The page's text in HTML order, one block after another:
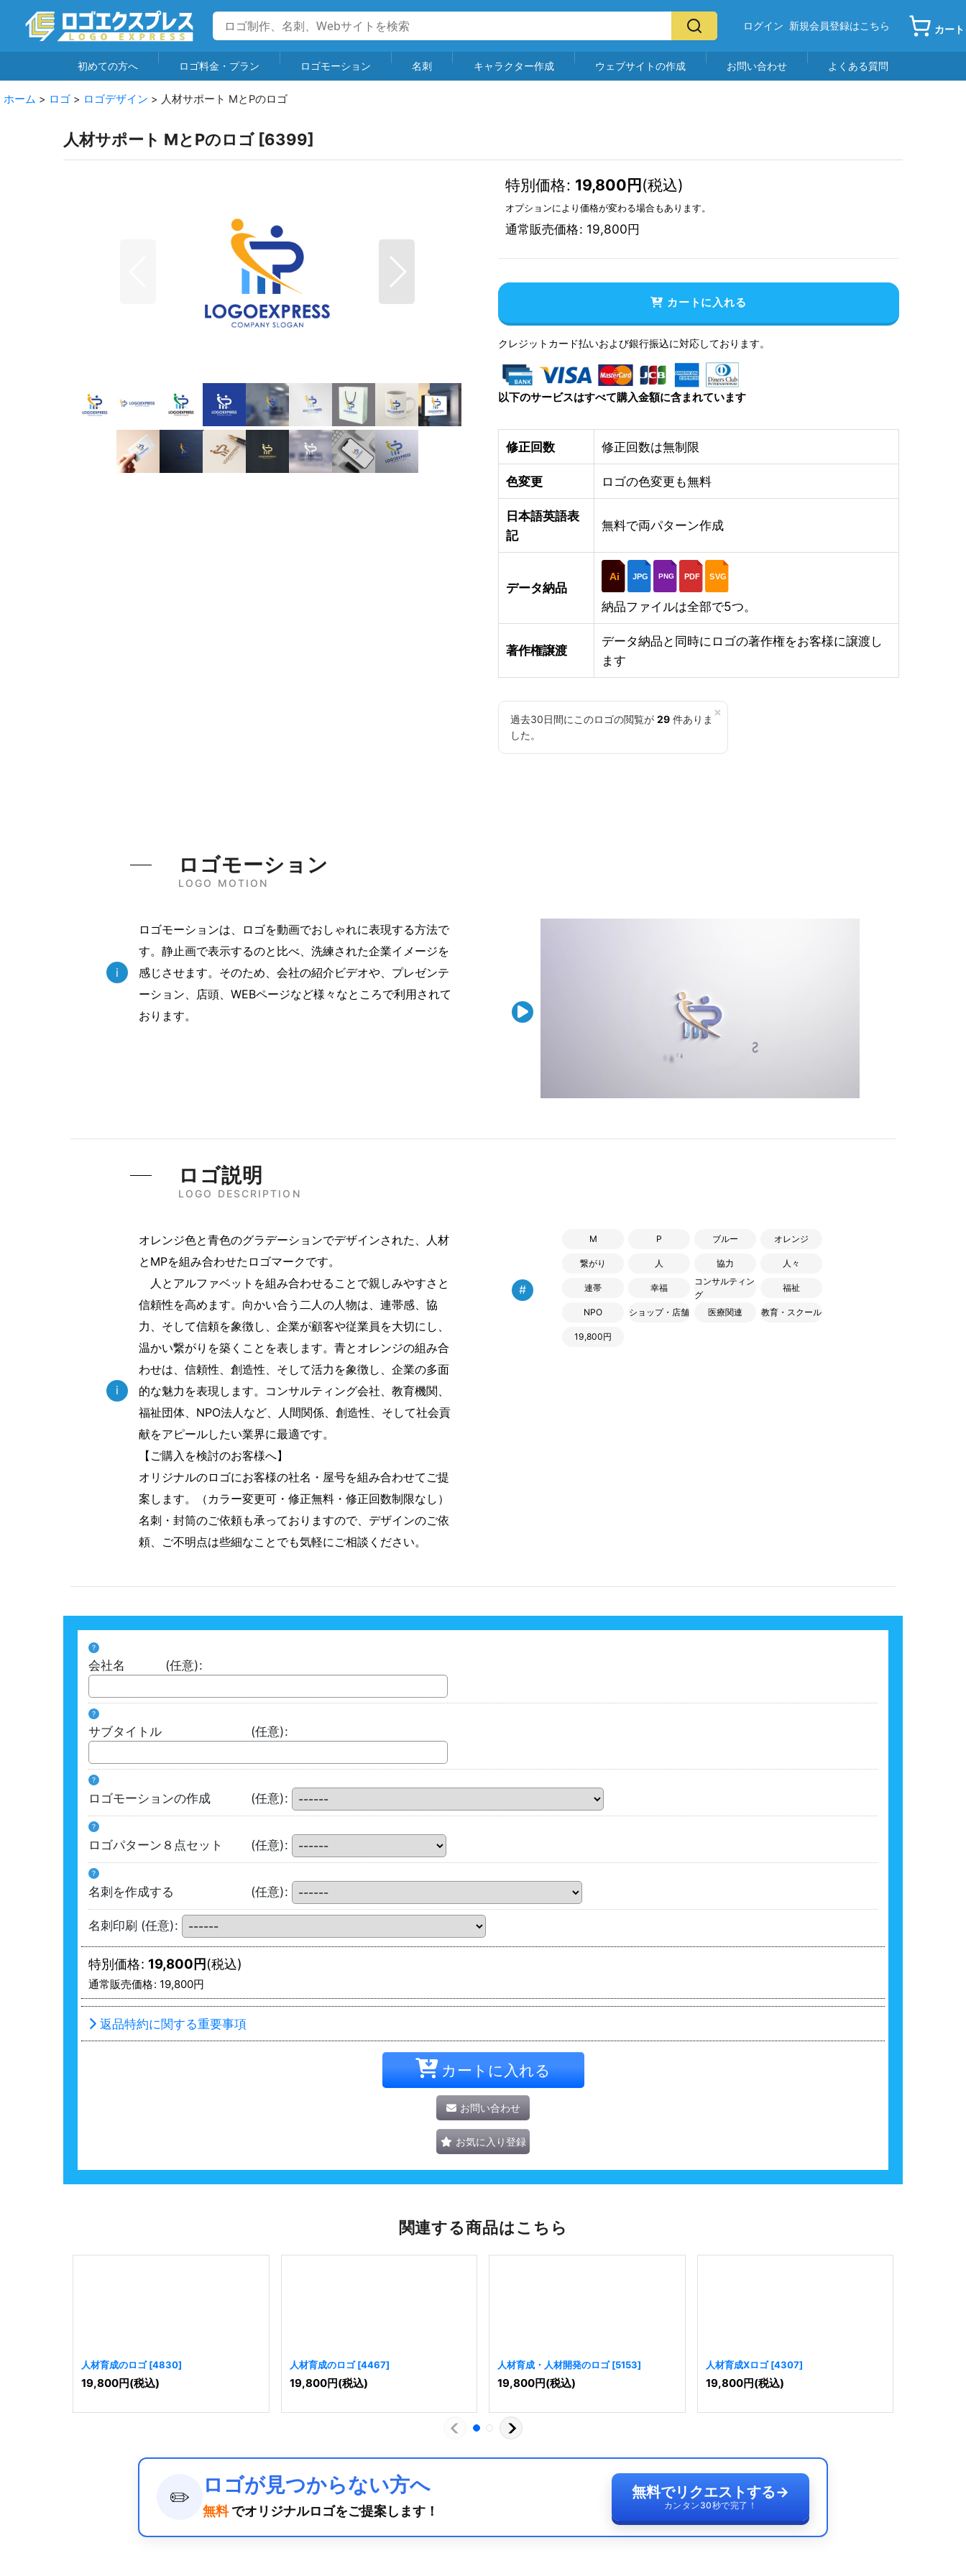
ログイン 新規会員登録はこちら カート
初めての方へ ロゴ料金・プラン ロゴモーション 名刺 キャラクター作成 ウェブサイトの作成 お問い合わせ よくある質問
ホーム > ロゴ > ロゴデザイン > 人材サポート MとPのロゴ
人材サポート MとPのロゴ [6399]
特別価格: 19,800円(税込)
オプションにより価格が変わる場合もあります。
通常販売価格: 19,800円
カートに入れる
クレジットカード払いおよび銀行振込に対応しております。
以下のサービスはすべて購入金額に含まれています
修正回数 修正回数は無制限
色変更 ロゴの色変更も無料
日本語英語表
記
無料で両パターン作成
データ納品
Ai JPG PNG PDF SVG
納品ファイルは全部で5つ。
著作権譲渡
データ納品と同時にロゴの著作権をお客様に譲渡し
ます
×
過去30日間にこのロゴの閲覧が 29 件ありま
した。
LOGO MOTION
ロゴモーション
i
ロゴモーションは、ロゴを動画でおしゃれに表現する方法で
す。静止画で表示するのと比べ、洗練された企業イメージを
感じさせます。そのため、会社の紹介ビデオや、プレゼンテ
ーション、店頭、WEBページなど様々なところで利用されて
おります。

LOGO DESCRIPTION
ロゴ説明
i
オレンジ色と青色のグラデーションでデザインされた、人材
とMPを組み合わせたロゴマークです。
人とアルファベットを組み合わせることで親しみやすさと
信頼性を高めます。向かい合う二人の人物は、連帯感、協
力、そして信頼を象徴し、企業が顧客や従業員を大切にし、
温かい繋がりを築くことを表します。青とオレンジの組み合
わせは、信頼性、創造性、そして活力を象徴し、企業の多面
的な魅力を表現します。コンサルティング会社、教育機関、
福祉団体、NPO法人など、人間関係、創造性、そして社会貢
献をアピールしたい業界に最適です。
【ご購入を検討のお客様へ】
オリジナルのロゴにお客様の社名・屋号を組み合わせてご提
案します。（カラー変更可・修正無料・修正回数制限なし）
名刺・封筒のご依頼も承っておりますので、デザインのご依
頼、ご不明点は些細なことでも気軽にご相談ください。
#
M P ブルー オレンジ
繋がり 人 協力 人々
連帯 幸福
コンサルティン
グ
福祉
NPO ショップ・店舗 医療関連 教育・スクール
19,800円
?
会社名 (任意):
?
サブタイトル (任意):
?
ロゴモーションの作成 (任意):
?
ロゴパターン８点セット (任意):
?
名刺を作成する (任意):
名刺印刷 (任意):
特別価格: 19,800円(税込)
通常販売価格: 19,800円
返品特約に関する重要事項
カートに入れる
お問い合わせ
お気に入り登録
関連する商品はこちら
人材育成のロゴ [4830]
19,800円(税込)
人材育成のロゴ [4467]
19,800円(税込)
人材育成・人材開発のロゴ [5153]
19,800円(税込)
人材育成Xロゴ [4307]
19,800円(税込)
✏️
ロゴが見つからない方へ
無料 でオリジナルロゴをご提案します！
無料でリクエストする→
カンタン30秒で完了！